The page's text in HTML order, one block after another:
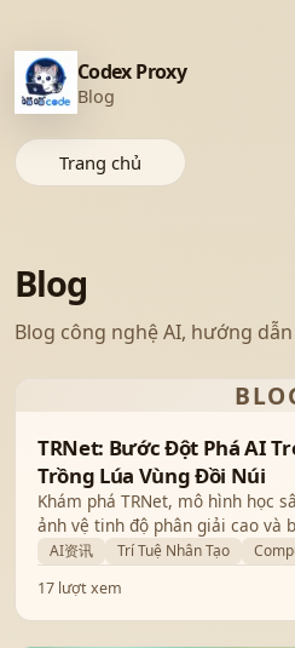
Codex Proxy
Blog
Trang chủ
Blog
Blog công nghệ AI, hướng
TRNet: Bước Đột Phá AI
Trồng Lúa Vùng Đồi Núi
Khám phá TRNet, mô hình học
ảnh vệ tinh độ phân giải cao và
quyết thách thức phân loại đất
hình phức tạp.
AI资讯 Trí Tuệ Nhân Tạo
17 lượt xem